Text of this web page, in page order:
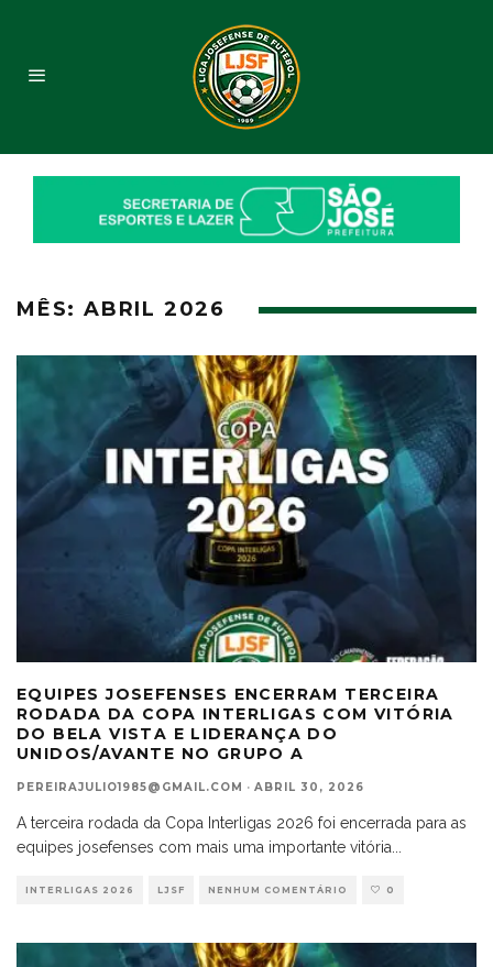
MÊS: ABRIL 2026
EQUIPES JOSEFENSES ENCERRAM TERCEIRA
RODADA DA COPA INTERLIGAS COM VITÓRIA
DO BELA VISTA E LIDERANÇA DO
UNIDOS/AVANTE NO GRUPO A
PEREIRAJULIO1985@GMAIL.COM · ABRIL 30, 2026
A terceira rodada da Copa Interligas 2026 foi encerrada para as
equipes josefenses com mais uma importante vitória
INTERLIGAS 2026 LJSF NENHUM COMENTÁRIO 0